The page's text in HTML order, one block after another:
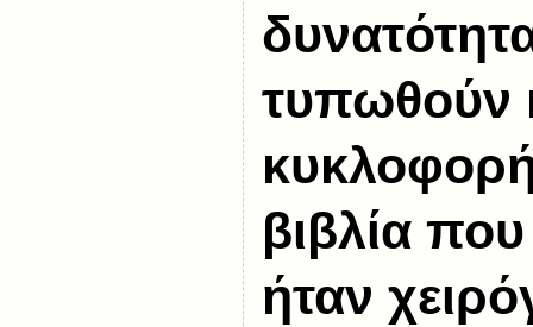
τυπωθούν
βιβλία
ήταν